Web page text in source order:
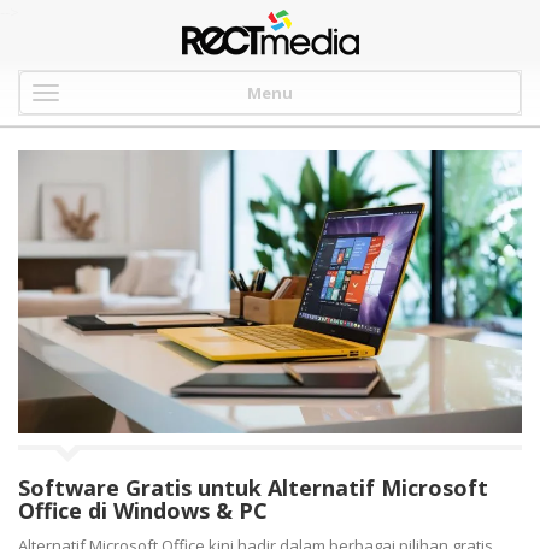
Menu
Software Gratis untuk Alternatif Microsoft
Office di Windows & PC